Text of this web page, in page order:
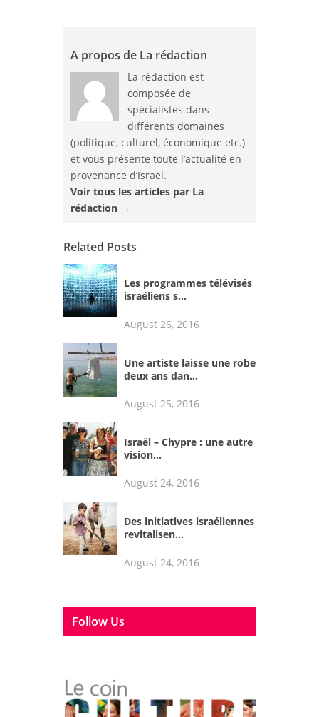
A propos de La rédaction
La rédaction est
composée de
spécialistes dans
différents domaines
(politique, culturel, économique etc.)
et vous présente toute l’actualité en
provenance d’Israël.
Voir tous les articles par La
rédaction →
Related Posts
Les programmes télévisés
israéliens s...
August 26, 2016
Une artiste laisse une robe
deux ans dan...
August 25, 2016
Israël – Chypre : une autre
vision...
August 24, 2016
Des initiatives israéliennes
revitalisen...
August 24, 2016
Follow Us